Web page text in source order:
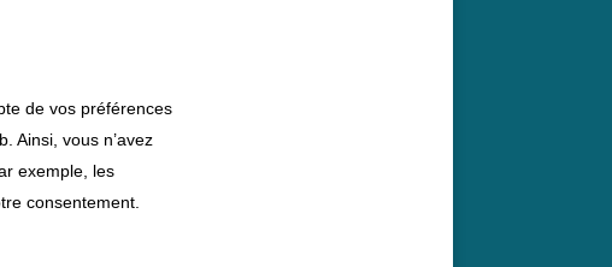
de vos préférences
Ainsi, vous n’avez
exemple, les
consentement.